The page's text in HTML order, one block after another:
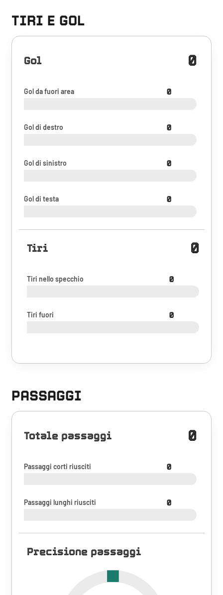
TIRI E GOL
Gol 0
Gol da fuori area 0
Gol di destro 0
Gol di sinistro 0
Gol di testa 0
Tiri 0
Tiri nello specchio 0
Tiri fuori 0
PASSAGGI
Totale passaggi 0
Passaggi corti riusciti 0
Passaggi lunghi riusciti 0
Precisione passaggi